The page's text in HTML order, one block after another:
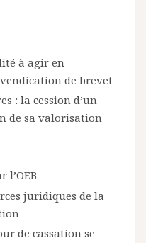
à agir en
de brevet
: la cession d’un
de sa valorisation
l’OEB
juridiques de la
de cassation se